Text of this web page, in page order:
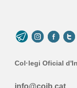
Col·legi Oficial
info@coib.cat